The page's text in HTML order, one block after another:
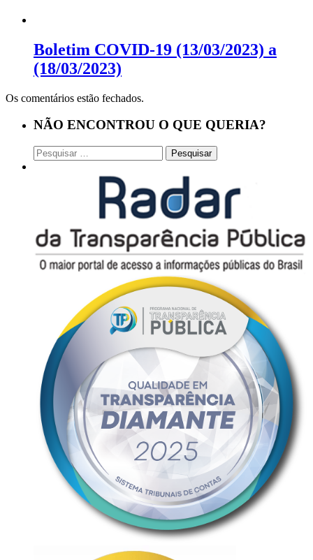
Boletim COVID-19 (13/03/2023) a
(18/03/2023)
Os comentários estão fechados.
NÃO ENCONTROU O QUE QUERIA?
Pesquisar
por: